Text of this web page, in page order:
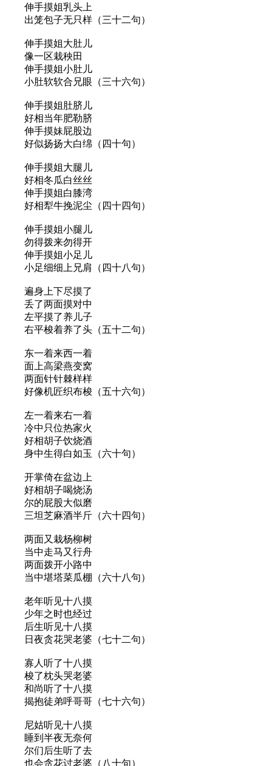
伸手摸姐乳头上
出笼包子无只样（三十二句）
伸手摸姐大肚儿
像一区栽秧田
伸手摸姐小肚儿
小肚软软合兄眼（三十六句）
伸手摸姐肚脐儿
好相当年肥勒脐
伸手摸妹屁股边
好似扬扬大白绵（四十句）
伸手摸姐大腿儿
好相冬瓜白丝丝
伸手摸姐白膝湾
好相犁牛挽泥尘（四十四句）
伸手摸姐小腿儿
勿得拨来勿得开
伸手摸姐小足儿
小足细细上兄肩（四十八句）
遍身上下尽摸了
丢了两面摸对中
左平摸了养儿子
右平梭着养了头（五十二句）
东一着来西一着
面上高梁燕变窝
两面针针棘样样
好像机匠织布梭（五十六句）
左一着来右一着
冷中只位热家火
好相胡子饮烧酒
身中生得白如玉（六十句）
开掌倚在盆边上
好相胡子喝烧汤
尔的屁股大似磨
三坦芝麻酒半斤（六十四句）
两面又栽杨柳树
当中走马又行舟
两面拨开小路中
当中堪塔菜瓜棚（六十八句）
老年听见十八摸
少年之时也经过
后生听见十八摸
日夜贪花哭老婆（七十二句）
寡人听了十八摸
梭了枕头哭老婆
和尚听了十八摸
揭抱徒弟呼哥哥（七十六句）
尼姑听见十八摸
睡到半夜无奈何
尔们后生听了去
也会贪花讨老婆（八十句）